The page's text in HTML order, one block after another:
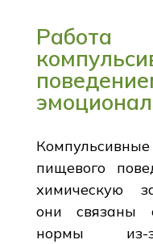
пищевого
химическую
они связаны
нормы из-